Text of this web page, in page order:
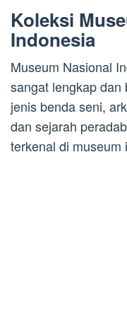
Koleksi
Indonesia
Museum Nasional
sangat lengkap dan
jenis benda seni,
dan sejarah
terkenal di museum